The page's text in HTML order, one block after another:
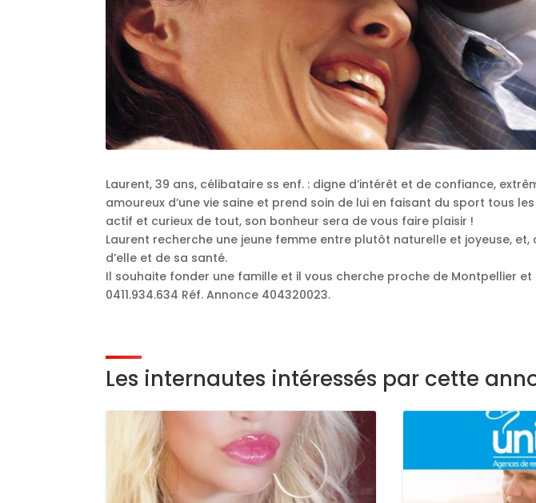
Laurent, 39 ans, célibataire ss enf. : digne d’intérêt et de confiance,
amoureux d’une vie saine et prend soin de lui en faisant du sport tous
actif et curieux de tout, son bonheur sera de vous faire plaisir !
Laurent recherche une jeune femme entre plutôt naturelle et joyeuse, et,
d’elle et de sa santé.
Il souhaite fonder une famille et il vous cherche proche de Montpellier et
0411.934.634 Réf. Annonce 404320023.
Les internautes intéressés par cette